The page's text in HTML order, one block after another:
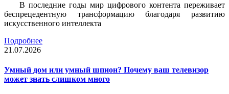
В последние годы мир цифрового контента переживает
беспрецедентную трансформацию благодаря развитию
искусственного интеллекта
Подробнее
21.07.2026
Умный дом или умный шпион? Почему ваш телевизор
может знать слишком много